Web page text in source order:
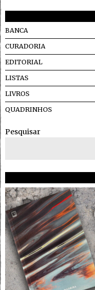
BANCA
CURADORIA
EDITORIAL
LISTAS
LIVROS
QUADRINHOS
Pesquisar